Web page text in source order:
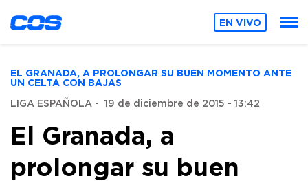
EN VIVO
EL GRANADA, A PROLONGAR SU BUEN MOMENTO ANTE
UN CELTA CON BAJAS
LIGA ESPAÑOLA - 19 de diciembre de 2015 - 13:42
El Granada, a
prolongar su buen